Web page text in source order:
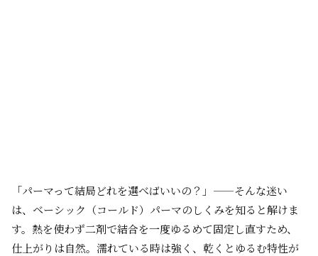
「パーマって結局どれを選べばいいの？」——そんな迷い
は、ベーシック（コールド）パーマのしくみを知ると解けま
す。熱を使わず二剤で結合を一度ゆるめて固定し直すため、
仕上がりは自然。濡れている時は強く、乾くとゆるむ特性が